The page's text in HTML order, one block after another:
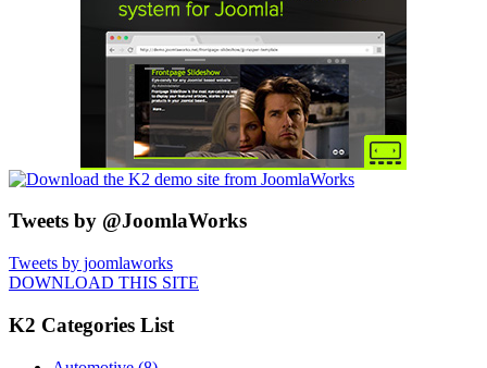
Tweets by @JoomlaWorks
Tweets by joomlaworks
DOWNLOAD THIS SITE
K2 Categories List